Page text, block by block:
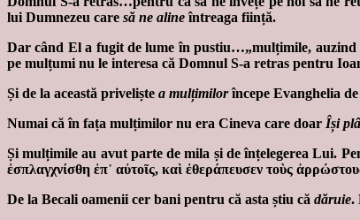
lui Dumnezeu care să ne alineîntreaga ființă.
Dar când El a fugit de lume în pustiu…„mulțimile, auzind
pe mulțumi nu le interesa că Domnul S-a retras pentru
Și de la această priveliște a mulțimilorîncepe Evanghelia
Numai că în fața mulțimilor nu era Cineva care doar Își
Și mulțimile au avut parte de mila și de înțelegerea Lui.
ἐσπλαγχνίσθη ἐπ᾽ αὐτοῖς, καὶ ἐθεράπευσεν τοὺς
De la Becali oamenii cer bani pentru că asta știu că dăruie.